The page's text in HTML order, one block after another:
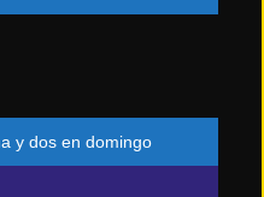
y dos en domingo